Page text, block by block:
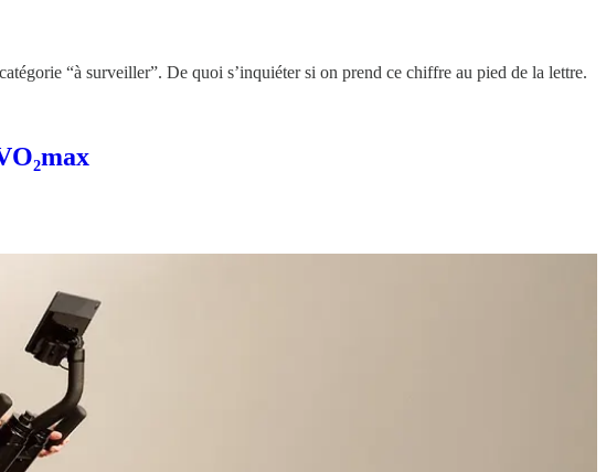
“à surveiller”. De quoi s’inquiéter si on prend ce chiffre au pied de la lettre.